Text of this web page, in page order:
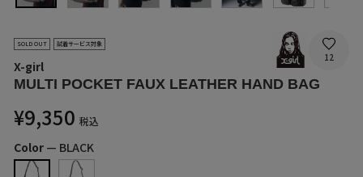
SOLD OUT 試着サービス対象
12
X-girl
MULTI POCKET FAUX LEATHER HAND BAG
通
常
格
¥9,350 税込
Color — BLACK